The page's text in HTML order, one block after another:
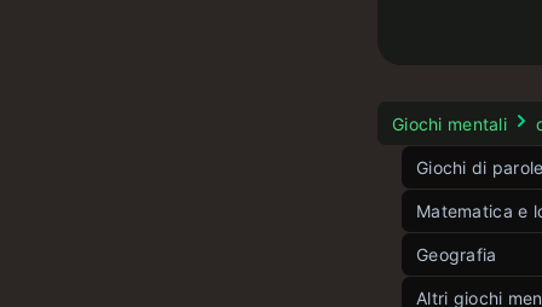
Giochi mentali
Giochi di parole
Contesto
Par le
Gioco delle
Matematica e
Gioco delle
Cinque
Geografia
Gioco delle
Altri giochi